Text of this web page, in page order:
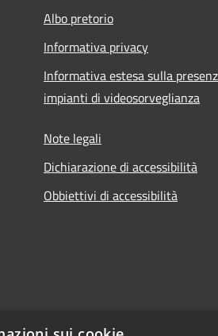
Albo pretorio
Informativa privacy
Informativa estesa sulla
impianti di videosorveglianza
Note legali
Dichiarazione di accessibilità
Obbiettivi di accessibilità